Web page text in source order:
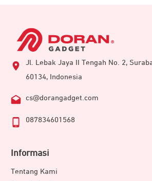
Jl. Lebak Jaya II Tengah No. 2,
60134, Indonesia
cs@dorangadget.com
087834601568
Informasi
Tentang Kami